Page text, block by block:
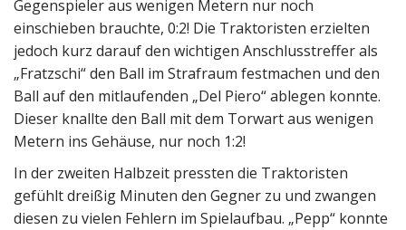
Gegenspieler aus wenigen Metern nur noch
einschieben brauchte, 0:2! Die Traktoristen erzielten
jedoch kurz darauf den wichtigen Anschlusstreffer als
„Fratzschi“ den Ball im Strafraum festmachen und den
Ball auf den mitlaufenden „Del Piero“ ablegen konnte.
Dieser knallte den Ball mit dem Torwart aus wenigen
Metern ins Gehäuse, nur noch 1:2!
In der zweiten Halbzeit pressten die Traktoristen
gefühlt dreißig Minuten den Gegner zu und zwangen
diesen zu vielen Fehlern im Spielaufbau. „Pepp“ konnte